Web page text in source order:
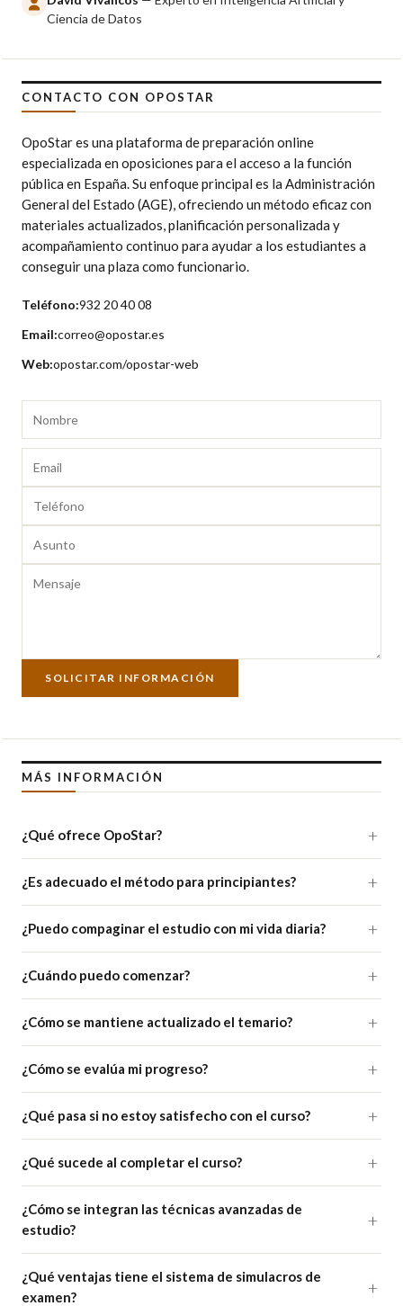
Ciencia de Datos
CONTACTO CON OPOSTAR
OpoStar es una plataforma de preparación online
especializada en oposiciones para el acceso a la función
pública en España. Su enfoque principal es la Administración
General del Estado (AGE), ofreciendo un método eficaz con
materiales actualizados, planificación personalizada y
acompañamiento continuo para ayudar a los estudiantes a
conseguir una plaza como funcionario.
Teléfono:932 20 40 08
Email:correo@opostar.es
Web:opostar.com/opostar-web
SOLICITAR INFORMACIÓN
MÁS INFORMACIÓN
¿Qué ofrece OpoStar?
¿Es adecuado el método para principiantes?
¿Puedo compaginar el estudio con mi vida diaria?
¿Cuándo puedo comenzar?
¿Cómo se mantiene actualizado el temario?
¿Cómo se evalúa mi progreso?
¿Qué pasa si no estoy satisfecho con el curso?
¿Qué sucede al completar el curso?
¿Cómo se integran las técnicas avanzadas de
estudio?
¿Qué ventajas tiene el sistema de simulacros de
examen?